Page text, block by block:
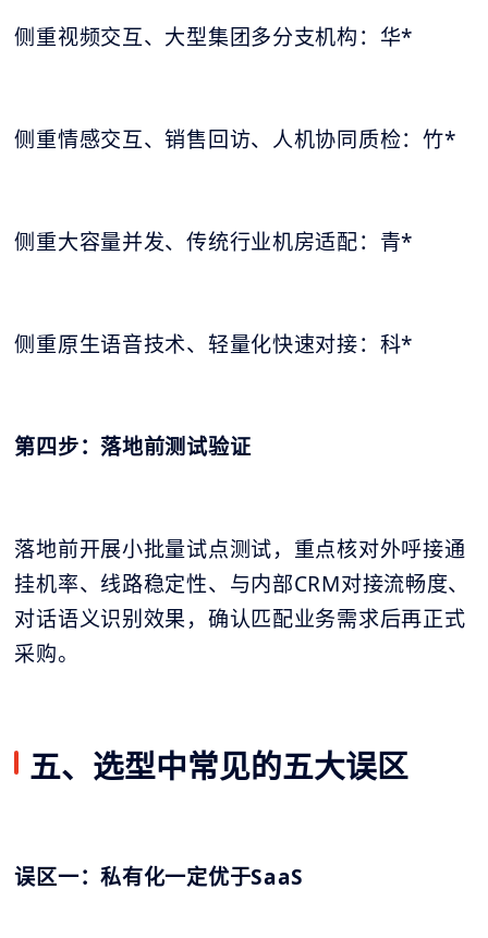
侧重视频交互、大型集团多分支机构：华*
侧重情感交互、销售回访、人机协同质检：竹*
侧重大容量并发、传统行业机房适配：青*
侧重原生语音技术、轻量化快速对接：科*
第四步：落地前测试验证
落地前开展小批量试点测试，重点核对外呼接通
挂机率、线路稳定性、与内部CRM对接流畅度、
对话语义识别效果，确认匹配业务需求后再正式
采购。
五、选型中常见的五大误区
误区一：私有化一定优于SaaS